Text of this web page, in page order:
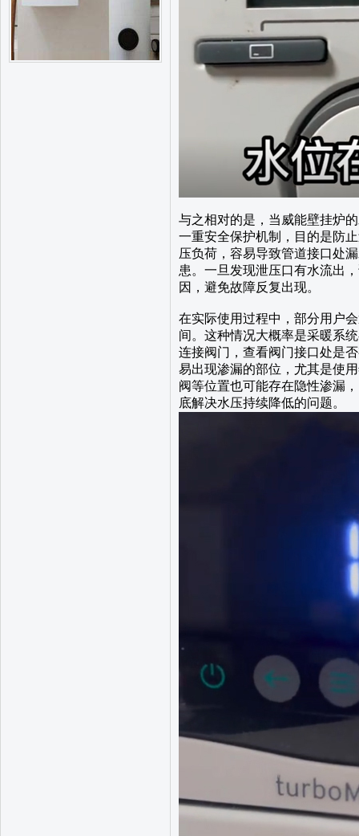
与之相对的是，当威能壁挂炉
一重安全保护机制，目的是防
压负荷，容易导致管道接口处
患。一旦发现泄压口有水流出
因，避免故障反复出现。
在实际使用过程中，部分用户
间。这种情况大概率是采暖系
连接阀门，查看阀门接口处是
易出现渗漏的部位，尤其是使
阀等位置也可能存在隐性渗漏
底解决水压持续降低的问题。